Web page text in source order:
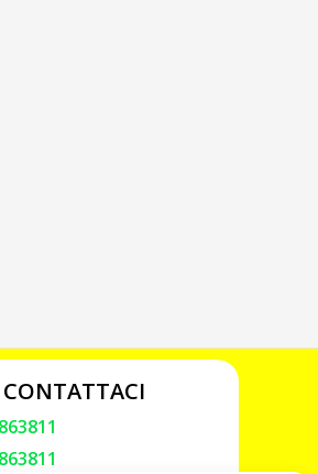
CONTATTACI